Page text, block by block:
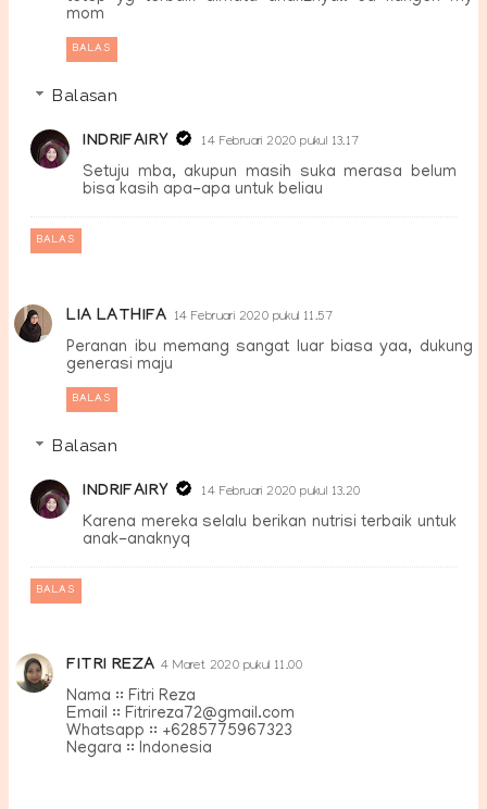
mom
BALAS
Balasan
INDRIFAIRY 14 Februari 2020 pukul 13.17
Setuju mba, akupun masih suka merasa belum
bisa kasih apa-apa untuk beliau
BALAS
LIA LATHIFA 14 Februari 2020 pukul 11.57
Peranan ibu memang sangat luar biasa yaa, dukung
generasi maju
BALAS
Balasan
INDRIFAIRY 14 Februari 2020 pukul 13.20
Karena mereka selalu berikan nutrisi terbaik untuk
anak-anaknyq
BALAS
FITRI REZA 4 Maret 2020 pukul 11.00
Nama :: Fitri Reza
Email :: Fitrireza72@gmail.com
Whatsapp :: +6285775967323
Negara :: Indonesia